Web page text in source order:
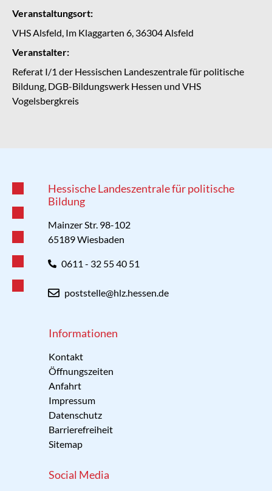
Veranstaltungsort:
VHS Alsfeld, Im Klaggarten 6, 36304 Alsfeld
Veranstalter:
Referat I/1 der Hessischen Landeszentrale für politische
Bildung, DGB-Bildungswerk Hessen und VHS
Vogelsbergkreis
Hessische Landeszentrale für politische
Bildung
Mainzer Str. 98-102
65189 Wiesbaden
0611 - 32 55 40 51
poststelle@hlz.hessen.de
Informationen
Kontakt
Öffnungszeiten
Anfahrt
Impressum
Datenschutz
Barrierefreiheit
Sitemap
Social Media